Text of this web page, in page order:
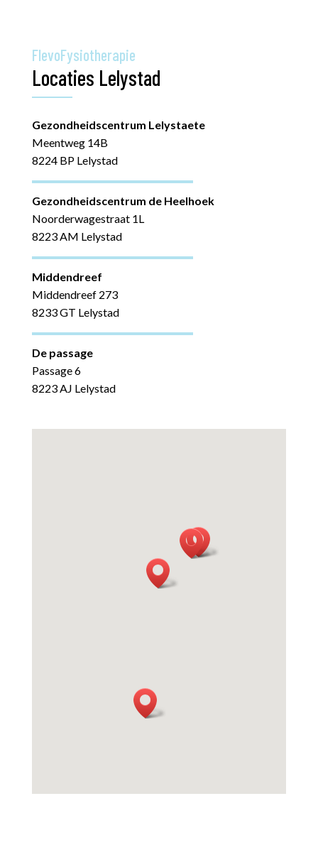
FlevoFysiotherapie
Locaties Lelystad
Gezondheidscentrum Lelystaete
Meentweg 14B
8224 BP Lelystad
Gezondheidscentrum de Heelhoek
Noorderwagestraat 1L
8223 AM Lelystad
Middendreef
Middendreef 273
8233 GT Lelystad
De passage
Passage 6
8223 AJ Lelystad